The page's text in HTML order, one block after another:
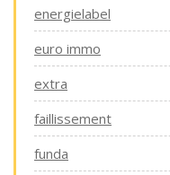
energielabel
euro immo
extra
faillissement
funda